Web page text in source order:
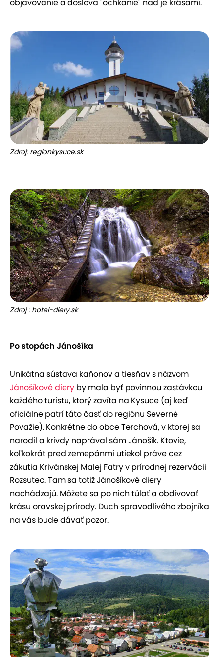
objavovanie a doslova "ochkanie" nad je krásami.
Zdroj: regionkysuce.sk
Zdroj : hotel-diery.sk
Po stopách Jánošíka
Unikátna sústava kaňonov a tiesňav s názvom
Jánošíkové diery by mala byť povinnou zastávkou
každého turistu, ktorý zavíta na Kysuce (aj keď
oficiálne patrí táto časť do regiónu Severné
Považie). Konkrétne do obce Terchová, v ktorej sa
narodil a krivdy naprával sám Jánošík. Ktovie,
koľkokrát pred zemepánmi utiekol práve cez
zákutia Krivánskej Malej Fatry v prírodnej rezervácii
Rozsutec. Tam sa totiž Jánošíkové diery
nachádzajú. Môžete sa po nich túlať a obdivovať
krásu oravskej prírody. Duch spravodlivého zbojníka
na vás bude dávať pozor.